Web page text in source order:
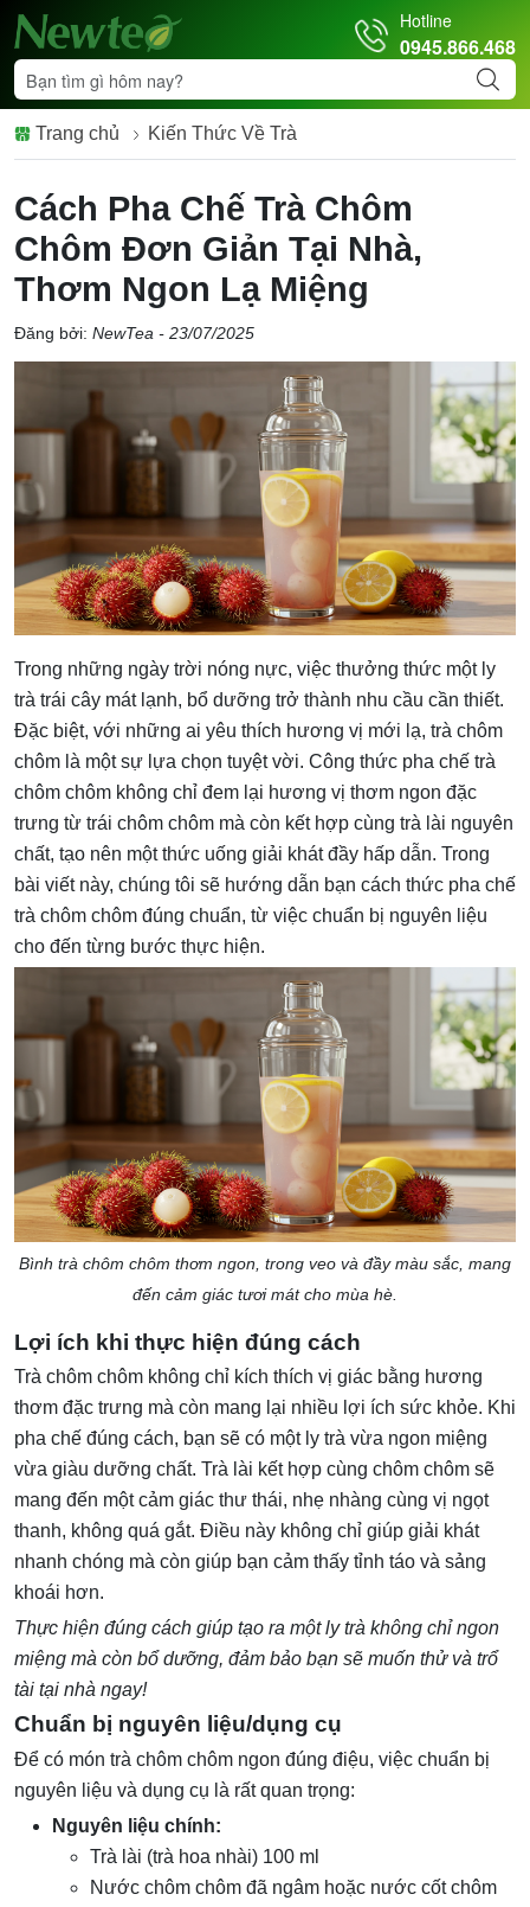
Hotline
0945.866.468
Trang chủ Kiến Thức Về Trà
Cách Pha Chế Trà Chôm
Chôm Đơn Giản Tại Nhà,
Thơm Ngon Lạ Miệng
Đăng bởi: NewTea - 23/07/2025
Trong những ngày trời nóng nực, việc thưởng thức một ly
trà trái cây mát lạnh, bổ dưỡng trở thành nhu cầu cần thiết.
Đặc biệt, với những ai yêu thích hương vị mới lạ, trà chôm
chôm là một sự lựa chọn tuyệt vời. Công thức pha chế trà
chôm chôm không chỉ đem lại hương vị thơm ngon đặc
trưng từ trái chôm chôm mà còn kết hợp cùng trà lài nguyên
chất, tạo nên một thức uống giải khát đầy hấp dẫn. Trong
bài viết này, chúng tôi sẽ hướng dẫn bạn cách thức pha chế
trà chôm chôm đúng chuẩn, từ việc chuẩn bị nguyên liệu
cho đến từng bước thực hiện.
Bình trà chôm chôm thơm ngon, trong veo và đầy màu sắc, mang
đến cảm giác tươi mát cho mùa hè.
Lợi ích khi thực hiện đúng cách
Trà chôm chôm không chỉ kích thích vị giác bằng hương
thơm đặc trưng mà còn mang lại nhiều lợi ích sức khỏe. Khi
pha chế đúng cách, bạn sẽ có một ly trà vừa ngon miệng
vừa giàu dưỡng chất. Trà lài kết hợp cùng chôm chôm sẽ
mang đến một cảm giác thư thái, nhẹ nhàng cùng vị ngọt
thanh, không quá gắt. Điều này không chỉ giúp giải khát
nhanh chóng mà còn giúp bạn cảm thấy tỉnh táo và sảng
khoái hơn.
Thực hiện đúng cách giúp tạo ra một ly trà không chỉ ngon
miệng mà còn bổ dưỡng, đảm bảo bạn sẽ muốn thử và trổ
tài tại nhà ngay!
Chuẩn bị nguyên liệu/dụng cụ
Để có món trà chôm chôm ngon đúng điệu, việc chuẩn bị
nguyên liệu và dụng cụ là rất quan trọng:
Nguyên liệu chính:
Trà lài (trà hoa nhài) 100 ml
Nước chôm chôm đã ngâm hoặc nước cốt chôm